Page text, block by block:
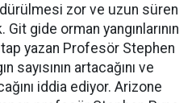
zor ve uzun süren
gide orman yangınlarının
yazan Profesör Stephen
sayısının artacağını ve
iddia ediyor. Arizone